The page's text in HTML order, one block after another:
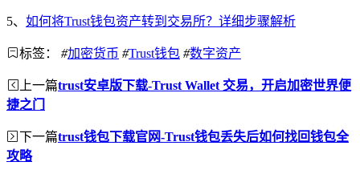
5、 如何将Trust钱包资产转到交易所？详细步骤解析
标签： #加密货币 #Trust钱包 #数字资产
上一篇trust安卓版下载-Trust Wallet 交易，开启加密世界便
捷之门
下一篇trust钱包下载官网-Trust钱包丢失后如何找回钱包全
攻略